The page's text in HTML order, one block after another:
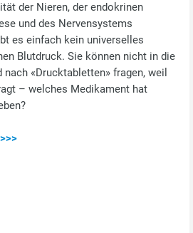
der Nieren, der endokrinen
und des Nervensystems
es einfach kein universelles
Blutdruck. Sie können nicht in die
«Drucktabletten» fragen, weil
– welches Medikament hat